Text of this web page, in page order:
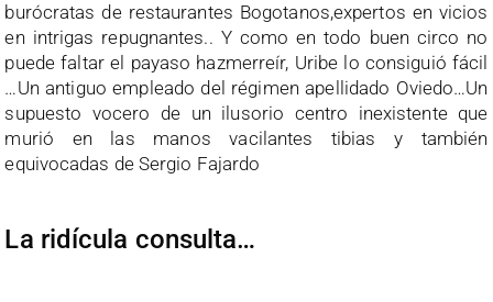
burócratas de restaurantes Bogotanos,expertos en vicios
en intrigas repugnantes.. Y como en todo buen circo no
puede faltar el payaso hazmerreír, Uribe lo consiguió fácil
…Un antiguo empleado del régimen apellidado Oviedo…Un
supuesto vocero de un ilusorio centro inexistente que
murió en las manos vacilantes tibias y también
equivocadas de Sergio Fajardo
La ridícula consulta…